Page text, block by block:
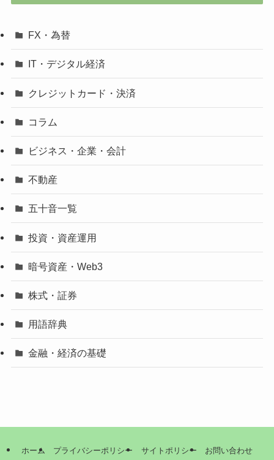
FX・為替
IT・デジタル経済
クレジットカード・決済
コラム
ビジネス・企業・会計
不動産
五十音一覧
投資・資産運用
暗号資産・Web3
株式・証券
用語辞典
金融・経済の基礎
ホーム プライバシーポリシー サイトポリシー お問い合わせ